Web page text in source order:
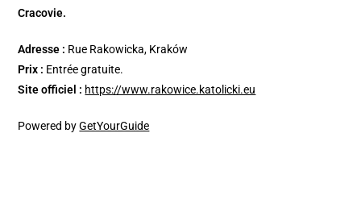
Cracovie.
Adresse : Rue Rakowicka, Kraków
Prix : Entrée gratuite.
Site officiel : https://www.rakowice.katolicki.eu
Powered byGetYourGuide